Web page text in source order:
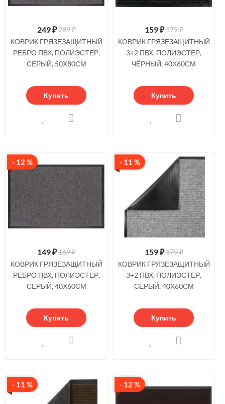
249₽289 ₽
КОВРИК ГРЯЗЕЗАЩИТНЫЙ
РЕБРО ПВХ, ПОЛИЭСТЕР,
СЕРЫЙ, 50Х80СМ
Купить
159₽179 ₽
КОВРИК ГРЯЗЕЗАЩИТНЫЙ
3+2 ПВХ, ПОЛИЭСТЕР,
ЧЁРНЫЙ, 40Х60СМ
Купить
- 12 %
149₽169 ₽
КОВРИК ГРЯЗЕЗАЩИТНЫЙ
РЕБРО ПВХ, ПОЛИЭСТЕР,
СЕРЫЙ, 40Х60СМ
Купить
- 11 %
159₽179 ₽
КОВРИК ГРЯЗЕЗАЩИТНЫЙ
3+2 ПВХ, ПОЛИЭСТЕР,
СЕРЫЙ, 40Х60СМ
Купить
- 11 % - 12 %